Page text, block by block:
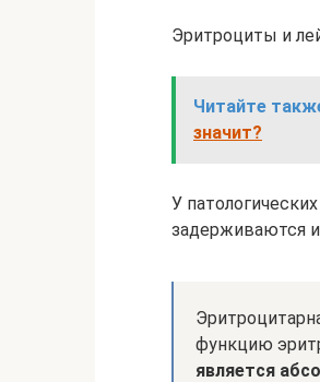
Эритроциты и
Читайте
значит?
У
задерживаются и
функцию
является